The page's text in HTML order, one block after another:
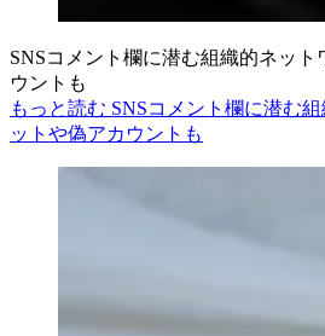
SNSコメント欄に潜む組織的ネッ
ウントも
もっと読む SNSコメント欄に潜む
ットや偽アカウントも